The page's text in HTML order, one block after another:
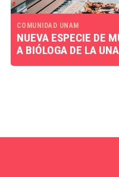
COMUNIDAD UNAM
NUEVA ESPECIE DE
A BIÓLOGA DE LA